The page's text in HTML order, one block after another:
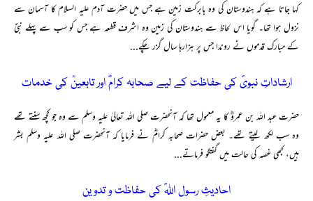
کہا جاتا ہے کہ ہندوستان کی وہ بابرکت زمین ہے جس میں حضرت آدم علیہ السلام کا آسمان سے
نزول ہوا تھا۔ گویا اس لحاظ سے ہندوستان کی زمین وہ اشرف قطعہ ہے جس کو سب سے پہلے نبیؑ
کے مبارک قدموں نے روندا جس پر ہزارہا سال گزر چکے...
ارشاداتِ نبویؐ کی حفاظت کے لیے صحابہ کرامؓ اور تابعینؒ کی خدمات
حضرت عبد اللہ بن عمروؓ کا یہ معمول تھا کہ آنحضرت صلی اللہ تعالیٰ علیہ وسلم سے وہ جو کچھ سنتے تھے
وہ سب لکھ لیتے تھے۔ بعض حضرات صحابہ کرامؓ نے فرمایا کہ آنحضرت صلی اللہ علیہ وسلم بشر
ہیں، کبھی غصہ کی حالت میں گفتگو فرماتے...
احادیثِ رسول اللہؐ کی حفاظت و تدوین